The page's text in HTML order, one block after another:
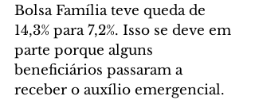
Bolsa Família teve queda de
14,3% para 7,2%. Isso se deve em
parte porque alguns
beneficiários passaram a
receber o auxílio emergencial.